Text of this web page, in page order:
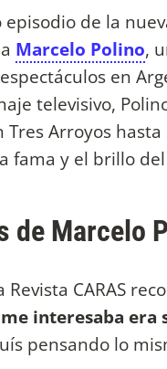
de la
Marcelo Polino,
en
televisivo,
Tres Arroyos
fama y el brillo
de Marcelo
Revista CARAS
me interesaba
pensando lo